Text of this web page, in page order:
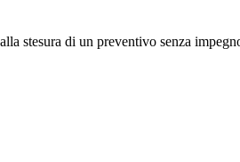
stesura di un preventivo senza